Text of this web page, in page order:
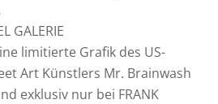
GALERIE
limitierte Grafik des US-
Art Künstlers Mr. Brainwash
exklusiv nur bei FRANK